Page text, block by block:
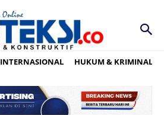
INTERNASIONAL HUKUM & KRIMINAL